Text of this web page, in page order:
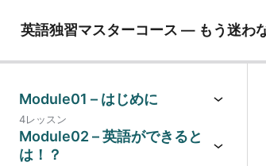
英語独習マスターコース ― もう迷わ
Module01 – はじめに
4レッスン
Module02 – 英語ができると
は！？